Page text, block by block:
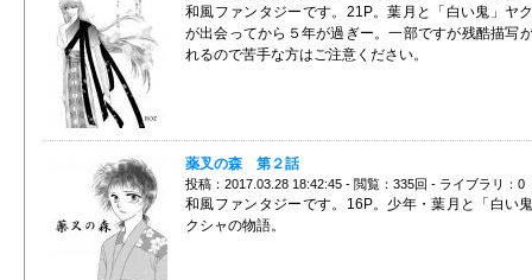
和風ファンタジーです。21P。葉月と「白い鬼」ヤ
が出会ってから５年が過ぎー。一部ですが残酷描写
れるので苦手な方はご注意ください。
薬叉の森 第２話
投稿：2017.03.28 18:42:45 - 閲覧：335回 - ライブラリ：0
和風ファンタジーです。16P。少年・葉月と「白い
クシャの物語。